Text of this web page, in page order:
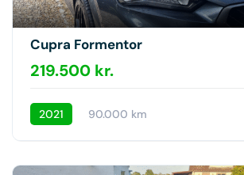
Cupra Formentor
219.500 kr.
2021 90.000 km